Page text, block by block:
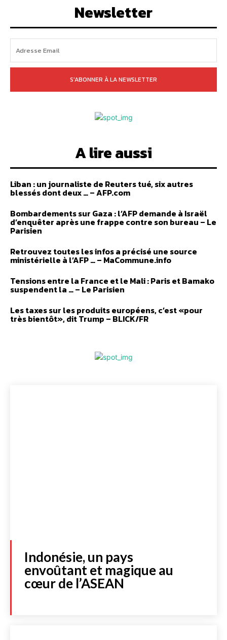
Newsletter
S'ABONNER À LA NEWSLETTER
A lire aussi
Liban : un journaliste de Reuters tué, six autres
blessés dont deux … – AFP.com
Bombardements sur Gaza : l’AFP demande à Israël
d’enquêter après une frappe contre son bureau – Le
Parisien
Retrouvez toutes les infos a précisé une source
ministérielle à l’AFP … – MaCommune.info
Tensions entre la France et le Mali : Paris et Bamako
suspendent la … – Le Parisien
Les taxes sur les produits européens, c’est «pour
très bientôt», dit Trump – BLICK/FR
Indonésie, un pays
envoûtant et magique au
cœur de l’ASEAN